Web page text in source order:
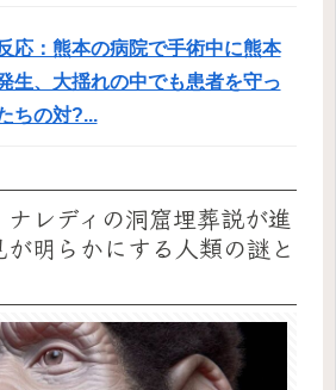
応：熊本の病院で手術中に熊本
生、大揺れの中でも患者を守っ
ちの対?...
ナレディの洞窟埋葬説が進
明らかにする人類の謎と